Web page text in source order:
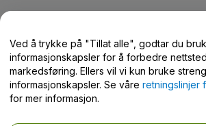
Hjelpesenter / kontakt oss
Ved å trykke på "Tillat alle", godtar du
informasjonskapsler for å forbedre
markedsføring. Ellers vil vi kun bruke
informasjonskapsler. Se våre retningslinjer
for mer informasjon.